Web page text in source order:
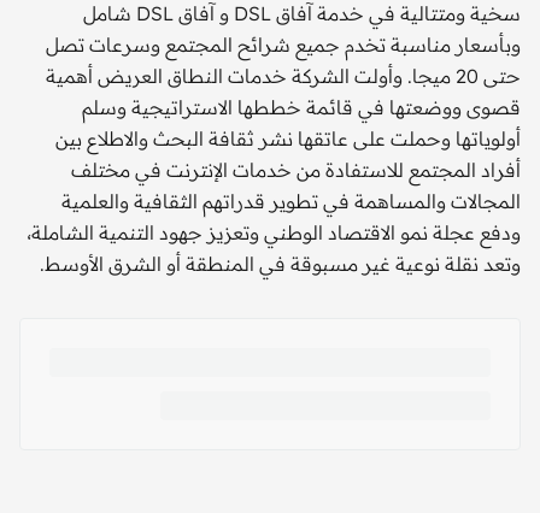
سخية ومتتالية في خدمة آفاق DSL و آفاق DSL شامل
وبأسعار مناسبة تخدم جميع شرائح المجتمع وسرعات تصل
حتى 20 ميجا. وأولت الشركة خدمات النطاق العريض أهمية
قصوى ووضعتها في قائمة خططها الاستراتيجية وسلم
أولوياتها وحملت على عاتقها نشر ثقافة البحث والاطلاع بين
أفراد المجتمع للاستفادة من خدمات الإنترنت في مختلف
المجالات والمساهمة في تطوير قدراتهم الثقافية والعلمية
ودفع عجلة نمو الاقتصاد الوطني وتعزيز جهود التنمية الشاملة،
وتعد نقلة نوعية غير مسبوقة في المنطقة أو الشرق الأوسط.